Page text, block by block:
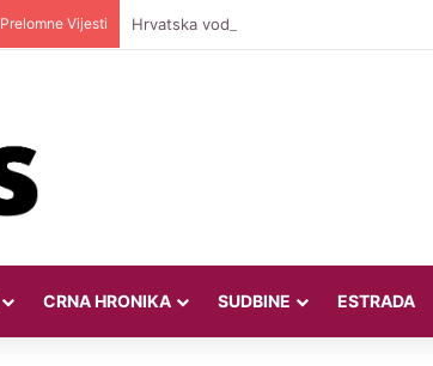
Prelomne Vijesti Hrvatska voditeljica Valentina Miletić
CRNA HRONIKA SUDBINE ESTRADA